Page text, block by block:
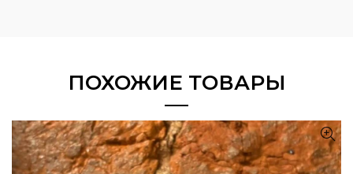
ПОХОЖИЕ ТОВАРЫ